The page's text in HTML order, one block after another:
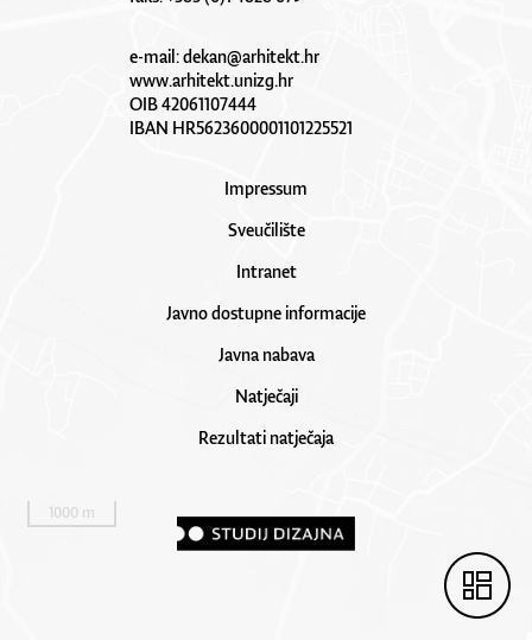
e-mail:dekan@arhitekt.hr
www.arhitekt.unizg.hr
OIB 42061107444
IBAN HR5623600001101225521
Impressum
Sveučilište
Intranet
Javno dostupne informacije
Javna nabava
Natječaji
Rezultati natječaja
1000 m